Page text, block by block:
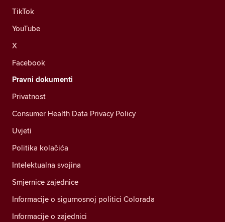
TikTok
YouTube
X
Facebook
Pravni dokumenti
Privatnost
Consumer Health Data Privacy Policy
Uvjeti
Politika kolačića
Intelektualna svojina
Smjernice zajednice
Informacije o sigurnosnoj politici Colorada
Informacije o zajednici